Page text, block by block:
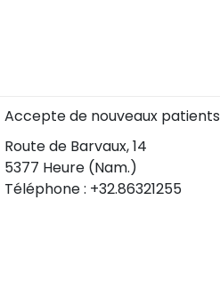
Accepte de nouveaux patients
Route de Barvaux, 14
5377 Heure (Nam.)
Téléphone : +32.86321255